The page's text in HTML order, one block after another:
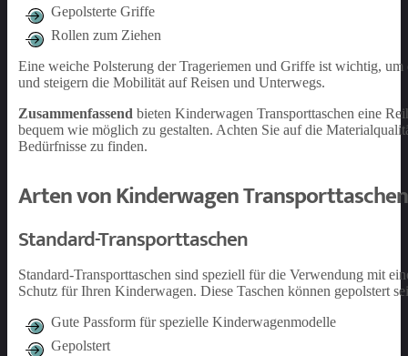
Gepolsterte Griffe
Rollen zum Ziehen
Eine weiche Polsterung der Trageriemen und Griffe ist wichtig,
und steigern die Mobilität auf Reisen und Unterwegs.
Zusammenfassend bieten Kinderwagen Transporttaschen eine
bequem wie möglich zu gestalten. Achten Sie auf die
Bedürfnisse zu finden.
Arten von Kinderwagen Transporttaschen
Standard-Transporttaschen
Standard-Transporttaschen sind speziell für die Verwendung mit
Schutz für Ihren Kinderwagen. Diese Taschen können gepolstert
Gute Passform für spezielle Kinderwagenmodelle
Gepolstert